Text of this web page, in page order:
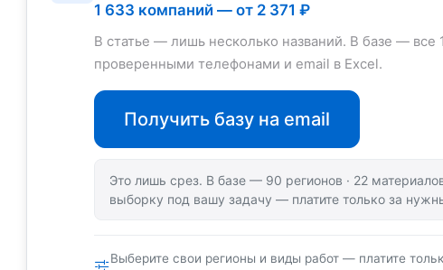
1 633 компаний — от 2 371 ₽
В статье — лишь несколько названий. В базе — все
проверенными телефонами и email в Excel.
Получить базу на email
Это лишь срез. В базе — 90 регионов · 22
выборку под вашу задачу — платите только за
Выберите свои регионы и виды работ — платите